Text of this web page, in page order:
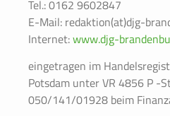
Tel.: 0162 9602847
E-Mail: redaktion(at)djg-
Internet:www.djg-
eingetragen im
Potsdam unter VR 4856 P -
050/141/01928 beim